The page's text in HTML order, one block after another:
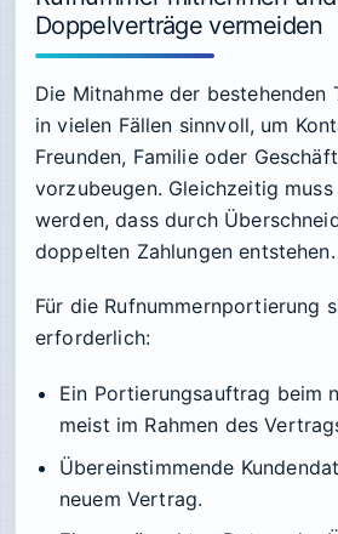
Doppelverträge vermeiden
Die Mitnahme der bestehenden
in vielen Fällen sinnvoll, um
Freunden, Familie oder
vorzubeugen. Gleichzeitig
werden, dass durch
doppelten Zahlungen entstehen.
Für die Rufnummernportierung
erforderlich:
Ein Portierungsauftrag beim
meist im Rahmen des
Übereinstimmende
neuem Vertrag.